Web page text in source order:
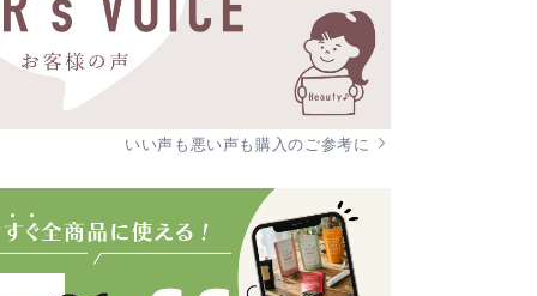
いい声も悪い声も購入のご参考に